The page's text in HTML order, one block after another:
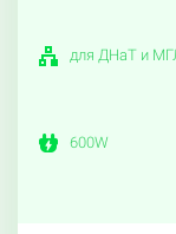
для ДНаТ и
600W